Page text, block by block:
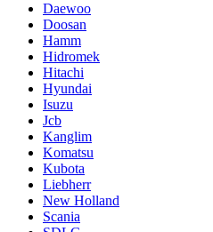
Daewoo
Doosan
Hamm
Hidromek
Hitachi
Hyundai
Isuzu
Jcb
Kanglim
Komatsu
Kubota
Liebherr
New Holland
Scania